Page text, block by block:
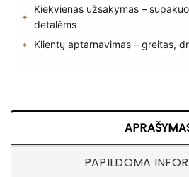
Kiekvienas užsakymas –
detalėms
Klientų aptarnavimas – greitas,
PAPILDOMA